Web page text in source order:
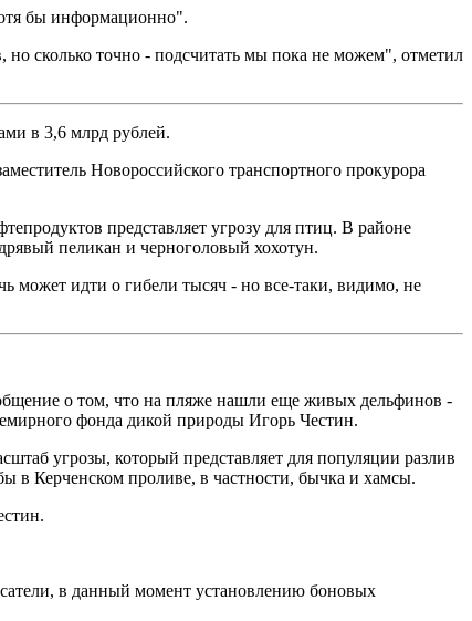
бы информационно".
сколько точно - подсчитать мы пока не можем", отметил
в 3,6 млрд рублей.
Новороссийского транспортного прокурора
представляет угрозу для птиц. В районе
пеликан и черноголовый хохотун.
идти о гибели тысяч - но все-таки, видимо, не
о том, что на пляже нашли еще живых дельфинов -
фонда дикой природы Игорь Честин.
угрозы, который представляет для популяции разлив
в Керченском проливе, в частности, бычка и хамсы.
в данный момент установлению боновых